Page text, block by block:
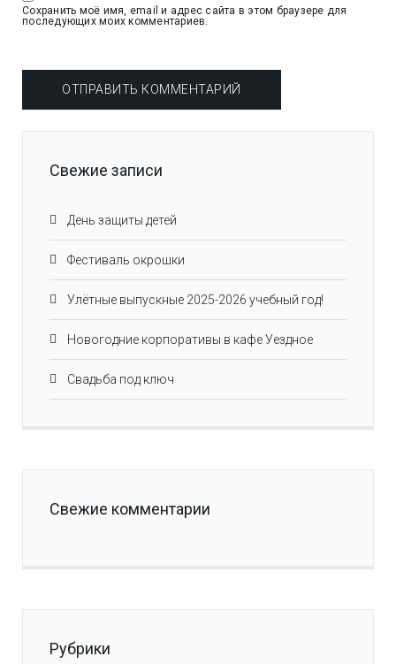
Сохранить моё имя, email и адрес сайта в этом браузере для
последующих моих комментариев.
Свежие записи
День защиты детей
Фестиваль окрошки
Улётные выпускные 2025-2026 учебный год!
Новогодние корпоративы в кафе Уездное
Свадьба под ключ
Свежие комментарии
Рубрики